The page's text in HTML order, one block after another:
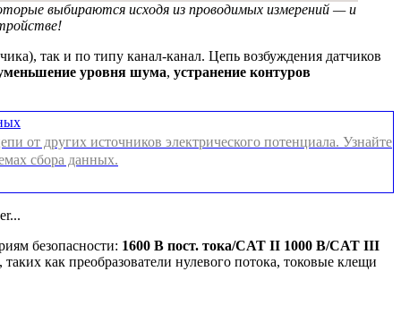
выбираются исходя из проводимых измерений — и
так и по типу канал-канал. Цепь возбуждения датчиков
уровня шума, устранение контуров
от других источников электрического потенциала. Узнайте
сбора данных.
безопасности: 1600 В пост. тока/CAT II 1000 В/CAT III
как преобразователи нулевого потока, токовые клещи